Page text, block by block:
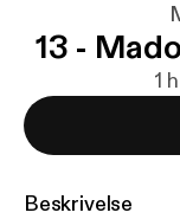
13 -
1
Beskrivelse